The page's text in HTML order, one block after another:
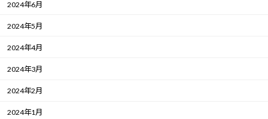
2024年6月
2024年5月
2024年4月
2024年3月
2024年2月
2024年1月